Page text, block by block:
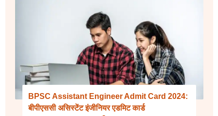
BPSC Assistant Engineer Admit Card 2024:
बीपीएससी असिस्टेंट इंजीनियर एडमिट कार्ड